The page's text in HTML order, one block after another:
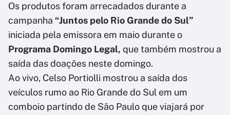
Os produtos foram arrecadados durante a
campanha “Juntos pelo Rio Grande do Sul”
iniciada pela emissora em maio durante o
Programa Domingo Legal, que também mostrou a
saída das doações neste domingo.
Ao vivo, Celso Portiolli mostrou a saída dos
veículos rumo ao Rio Grande do Sul em um
comboio partindo de São Paulo que viajará por